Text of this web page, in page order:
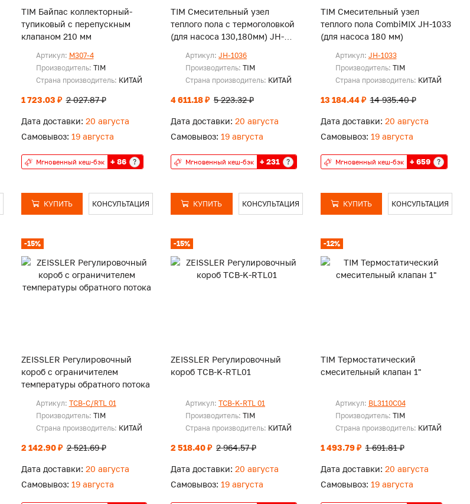
TIM Байпас коллекторный-
тупиковый с перепускным
клапаном 210 мм
Артикул: M307-4
Производитель: TIM
Страна производитель: КИТАЙ
1 723.03 ₽ 2 027.87 ₽
Дата доставки: 20 августа
Самовывоз: 19 августа
Мгновенный кеш-бэк + 86 ?
КУПИТЬ КОНСУЛЬТАЦИЯ
TIM Смесительный узел
теплого пола с термоголовкой
(для насоса 130,180мм) JH-
Артикул: JH-1036
Производитель: TIM
Страна производитель: КИТАЙ
4 611.18 ₽ 5 223.32 ₽
Дата доставки: 20 августа
Самовывоз: 19 августа
Мгновенный кеш-бэк + 231 ?
КУПИТЬ КОНСУЛЬТАЦИЯ
TIM Смесительный узел
теплого пола CombiMIX JH-1033
(для насоса 180 мм)
Артикул: JH-1033
Производитель: TIM
Страна производитель: КИТАЙ
13 184.44 ₽ 14 935.40 ₽
Дата доставки: 20 августа
Самовывоз: 19 августа
Мгновенный кеш-бэк + 659 ?
КУПИТЬ КОНСУЛЬТАЦИЯ
-15%
ZEISSLER Регулировочный
короб с ограничителем
температуры обратного потока
Артикул: TCB-C/RTL 01
Производитель: TIM
Страна производитель: КИТАЙ
2 142.90 ₽ 2 521.69 ₽
Дата доставки: 20 августа
Самовывоз: 19 августа
-15%
ZEISSLER Регулировочный
короб TCB-K-RTL01
Артикул: TCB-K-RTL 01
Производитель: TIM
Страна производитель: КИТАЙ
2 518.40 ₽ 2 964.57 ₽
Дата доставки: 20 августа
Самовывоз: 19 августа
-12%
TIM Термостатический
смесительный клапан 1"
Артикул: BL3110C04
Производитель: TIM
Страна производитель: КИТАЙ
1 493.79 ₽ 1 691.81 ₽
Дата доставки: 20 августа
Самовывоз: 19 августа